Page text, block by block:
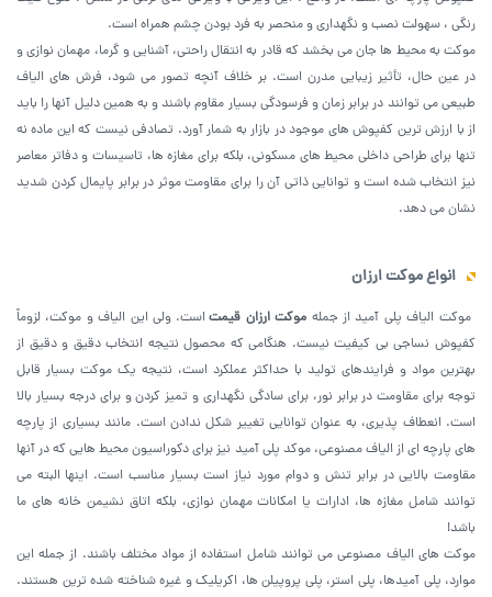
رنگی ، سهولت نصب و نگهداری و منحصر به فرد بودن چشم همراه است.
موکت به محیط ها جان می بخشد که قادر به انتقال راحتی، آشنایی و گرما، مهمان نوازی و
در عین حال، تأثیر زیبایی مدرن است. بر خلاف آنچه تصور می شود، فرش های الیاف
طبیعی می توانند در برابر زمان و فرسودگی بسیار مقاوم باشند و به همین دلیل آنها را باید
از با ارزش ترین کفپوش های موجود در بازار به شمار آورد. تصادفی نیست که این ماده نه
تنها برای طراحی داخلی محیط های مسکونی، بلکه برای مغازه ها، تاسیسات و دفاتر معاصر
نیز انتخاب شده است و توانایی ذاتی آن را برای مقاومت موثر در برابر پایمال کردن شدید
نشان می دهد.
انواع موکت ارزان
موکت الیاف پلی آمید از جمله موکت ارزان قیمتاست. ولی این الیاف و موکت، لزوماً
کفپوش نساجی بی کیفیت نیست. هنگامی که محصول نتیجه انتخاب دقیق و دقیق از
بهترین مواد و فرایندهای تولید با حداکثر عملکرد است، نتیجه یک موکت بسیار قابل
توجه برای مقاومت در برابر نور، برای سادگی نگهداری و تمیز کردن و برای درجه بسیار بالا
است. انعطاف پذیری، به عنوان توانایی تغییر شکل ندادن است. مانند بسیاری از پارچه
های پارچه ای از الیاف مصنوعی، موکد پلی آمید نیز برای دکوراسیون محیط هایی که در آنها
مقاومت بالایی در برابر تنش و دوام مورد نیاز است بسیار مناسب است. اینها البته می
توانند شامل مغازه ها، ادارات یا امکانات مهمان نوازی، بلکه اتاق نشیمن خانه های ما
باشد!
موکت های الیاف مصنوعی می توانند شامل استفاده از مواد مختلف باشند. از جمله این
موارد، پلی آمیدها، پلی استر، پلی پروپیلن ها، اکریلیک و غیره شناخته شده ترین هستند.